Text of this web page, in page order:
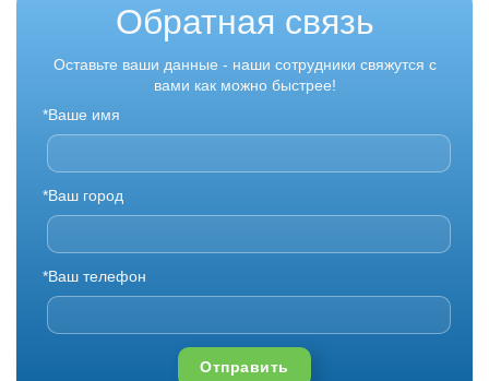
Обратная связь
Оставьте ваши данные - наши сотрудники свяжутся с
вами как можно быстрее!
*Ваше имя
*Ваш город
*Ваш телефон
Отправить